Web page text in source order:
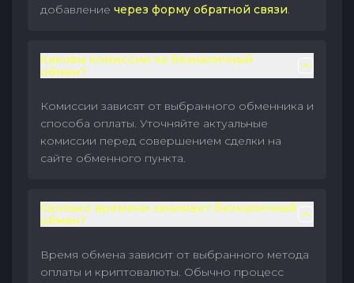
добавление через форму обратной связи.
Каковы комиссии за безналичный
обмен?
Комиссии зависят от выбранного обменника и
способа оплаты. Уточняйте актуальные
комиссии перед совершением сделки на
сайте обменного пункта.
Сколько времени занимает безналичный
обмен?
Время обмена зависит от выбранного метода
оплаты и криптовалюты. Обычно процесс